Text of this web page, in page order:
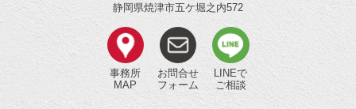
静岡県焼津市五ケ堀之内572
事務所
MAP
お問合せ
フォーム
LINEで
ご相談